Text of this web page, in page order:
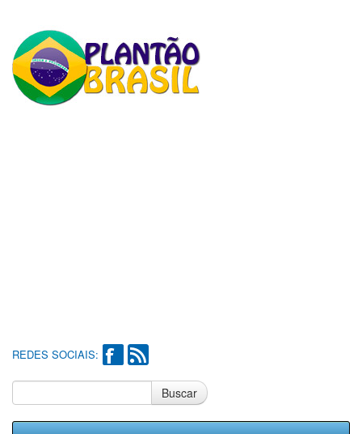
REDES SOCIAIS:
Buscar